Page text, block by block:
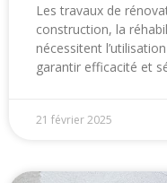
Les travaux de
construction, la
nécessitent
garantir efficacité et
21 février 2025